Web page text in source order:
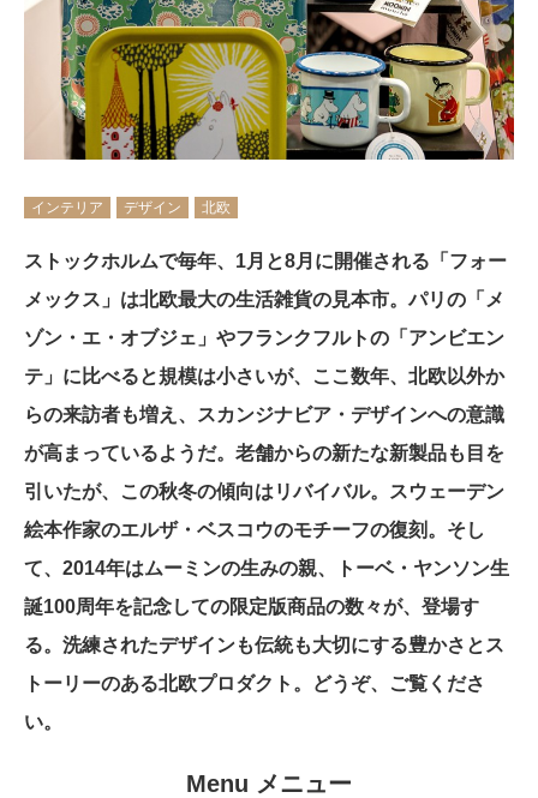
インテリア デザイン 北欧
ストックホルムで毎年、1月と8月に開催される「フォー
メックス」は北欧最大の生活雑貨の見本市。パリの「メ
ゾン・エ・オブジェ」やフランクフルトの「アンビエン
テ」に比べると規模は小さいが、ここ数年、北欧以外か
らの来訪者も増え、スカンジナビア・デザインへの意識
が高まっているようだ。老舗からの新たな新製品も目を
引いたが、この秋冬の傾向はリバイバル。スウェーデン
絵本作家のエルザ・ベスコウのモチーフの復刻。そし
て、2014年はムーミンの生みの親、トーベ・ヤンソン生
誕100周年を記念しての限定版商品の数々が、登場す
る。洗練されたデザインも伝統も大切にする豊かさとス
トーリーのある北欧プロダクト。どうぞ、ご覧くださ
い。
Menu メニュー